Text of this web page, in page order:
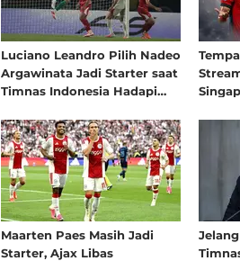
Luciano Leandro Pilih Nadeo
Argawinata Jadi Starter saat
Timnas Indonesia Hadapi
Pengalaman Jadi Kunci
Maarten Paes Masih Jadi
Starter, Ajax Libas